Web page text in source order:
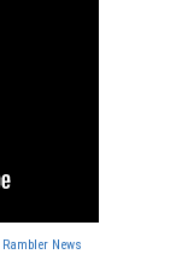
Rambler News